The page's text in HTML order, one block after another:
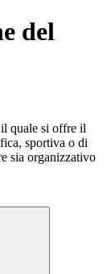
del
quale si offre il
sportiva o di
sia organizzativo